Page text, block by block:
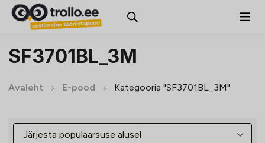
SF3701BL_3M
Avaleht E-pood Kategooria "SF3701BL_3M"